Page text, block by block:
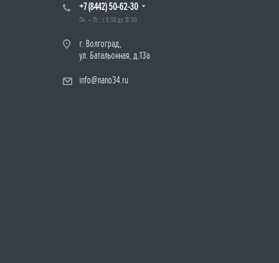
+7 (8442) 50-62-30
Пн. – Пт.: с 9:00 до 18:00
г. Волгоград,
ул. Батальонная, д.13а
info@nano34.ru